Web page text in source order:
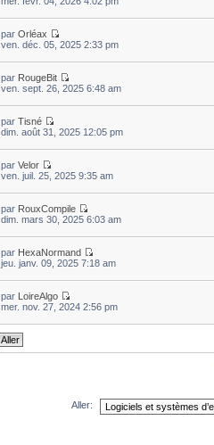
parOrléax
ven. déc. 05, 2025 2:33 pm
par RougeBit
ven. sept. 26, 2025 6:48 am
parTisné
dim. août 31, 2025 12:05 pm
parVelor
ven. juil. 25, 2025 9:35 am
par RouxCompile
dim. mars 30, 2025 6:03 am
par HexaNormand
jeu. janv. 09, 2025 7:18 am
par LoireAlgo
mer. nov. 27, 2024 2:56 pm
Aller: